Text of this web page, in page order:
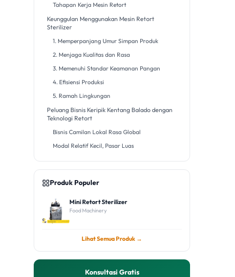
Tahapan Kerja Mesin Retort
Keunggulan Menggunakan Mesin Retort
Sterilizer
1. Memperpanjang Umur Simpan Produk
2. Menjaga Kualitas dan Rasa
3. Memenuhi Standar Keamanan Pangan
4. Efisiensi Produksi
5. Ramah Lingkungan
Peluang Bisnis Keripik Kentang Balado dengan
Teknologi Retort
Bisnis Camilan Lokal Rasa Global
Modal Relatif Kecil, Pasar Luas
Produk Populer
Mini Retort Sterilizer
Food Machinery
Lihat Semua Produk →
Konsultasi Gratis